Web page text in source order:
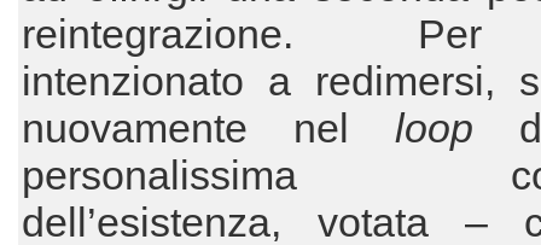
reintegrazione.
intenzionato a redimersi,
nuovamente nel loop
personalissima
dell’esistenza, votata –